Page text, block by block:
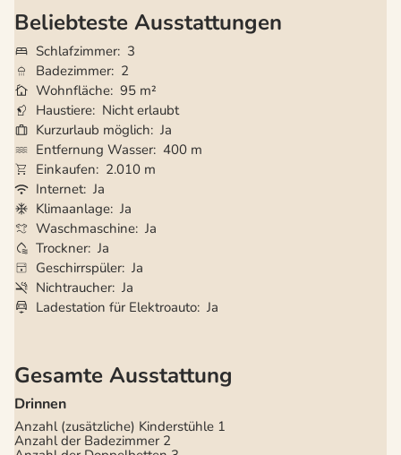
Beliebteste Ausstattungen
Schlafzimmer 3
Badezimmer 2
Wohnfläche 95 m²
Haustiere Nicht erlaubt
Kurzurlaub möglich Ja
Entfernung Wasser 400 m
Einkaufen
2.010 m
Internet Ja
Klimaanlage Ja
Waschmaschine Ja
Trockner Ja
Geschirrspüler Ja
Nichtraucher Ja
Ladestation für Elektroauto Ja
Gesamte Ausstattung
Drinnen
Anzahl (zusätzliche) Kinderstühle 1
Anzahl der Badezimmer 2